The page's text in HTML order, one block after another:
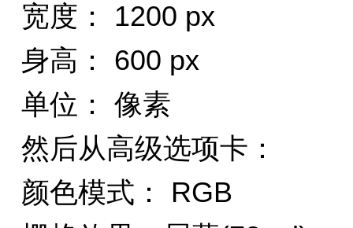
宽度： 1200 px
身高： 600 px
单位： 像素
然后从高级选项卡：
颜色模式： RGB